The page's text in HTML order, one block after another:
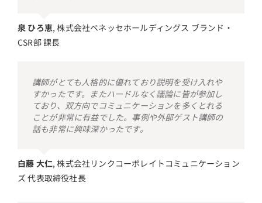
泉 ひろ恵,株式会社ベネッセホールディングス ブランド・
CSR部 課長
講師がとても人格的に優れており説明を受け入れや
すかったです。またハードルなく議論に皆が参加し
ており、双方向でコミュニケーションを多くとれる
ことが非常に有益でした。事例や外部ゲスト講師の
話も非常に興味深かったです。
白藤 大仁,株式会社リンクコーポレイトコミュニケーション
ズ 代表取締役社長